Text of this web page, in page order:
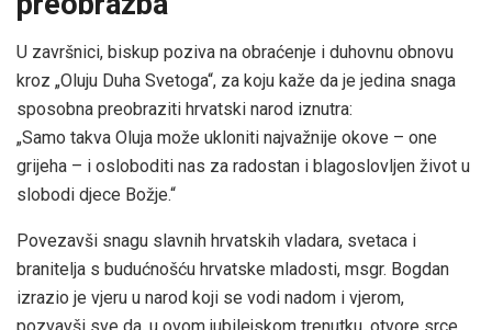
U završnici, biskup poziva na obraćenje i duhovnu obnovu
kroz „Oluju Duha Svetoga“, za koju kaže da je jedina snaga
sposobna preobraziti hrvatski narod iznutra:
„Samo takva Oluja može ukloniti najvažnije okove – one
grijeha – i osloboditi nas za radostan i blagoslovljen život u
slobodi djece Božje.“
Povezavši snagu slavnih hrvatskih vladara, svetaca i
branitelja s budućnošću hrvatske mladosti, msgr. Bogdan
izrazio je vjeru u narod koji se vodi nadom i vjerom,